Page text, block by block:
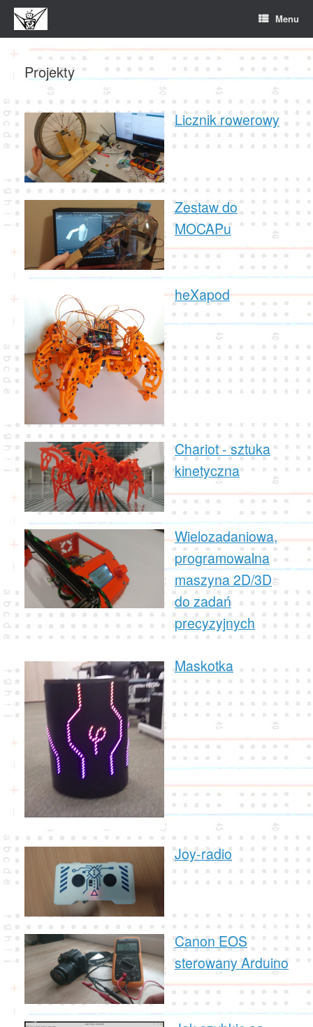
Skip
content
Menu
Projekty
Licznik rowerowy
Zestaw do
MOCAPu
heXapod
Chariot - sztuka
kinetyczna
Wielozadaniowa,
programowalna
maszyna 2D/3D
do zadań
precyzyjnych
Maskotka
Joy-radio
Canon EOS
sterowany Arduino